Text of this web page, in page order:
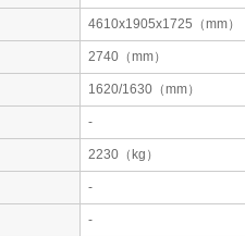
4610x1905x1725（mm）
2740（mm）
1620/1630（mm）
-
2230（kg）
-
-